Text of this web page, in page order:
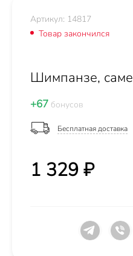
Артикул: 14817
Товар закончился
Шимпанзе,
+67 бонусов
Бесплатная доставка
1 329 ₽